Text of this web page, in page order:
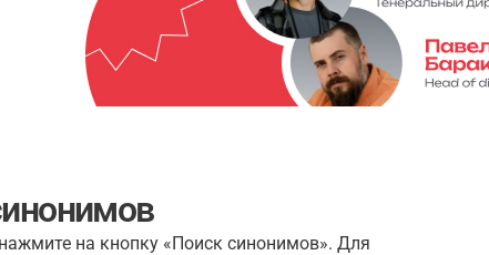
на кнопку «Поиск синонимов». Для